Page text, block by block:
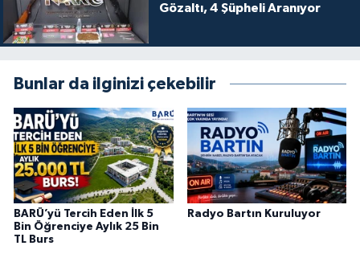
Gözaltı, 4 Şüpheli Aranıyor
Bunlar da ilginizi çekebilir
BARÜ’yü Tercih Eden İlk 5
Bin Öğrenciye Aylık 25 Bin
TL Burs
Radyo Bartın Kuruluyor